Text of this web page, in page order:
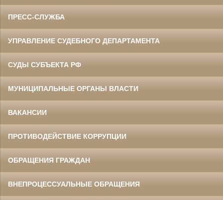
ПРЕСС-СЛУЖБА
УПРАВЛЕНИЕ СУДЕБНОГО ДЕПАРТАМЕНТА
СУДЫ СУБЪЕКТА РФ
МУНИЦИПАЛЬНЫЕ ОРГАНЫ ВЛАСТИ
ВАКАНСИИ
ПРОТИВОДЕЙСТВИЕ КОРРУПЦИИ
ОБРАЩЕНИЯ ГРАЖДАН
ВНЕПРОЦЕССУАЛЬНЫЕ ОБРАЩЕНИЯ